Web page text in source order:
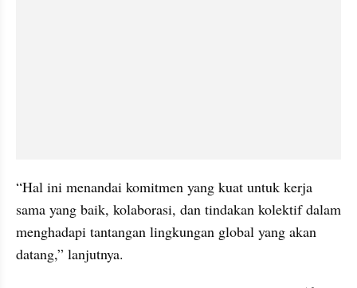
“Hal ini menandai komitmen yang kuat untuk kerja
sama yang baik, kolaborasi, dan tindakan kolektif dalam
menghadapi tantangan lingkungan global yang akan
datang,” lanjutnya.